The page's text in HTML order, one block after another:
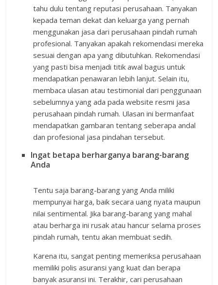
tahu dulu tentang reputasi perusahaan. Tanyakan
kepada teman dekat dan keluarga yang pernah
menggunakan jasa dari perusahaan pindah rumah
profesional. Tanyakan apakah rekomendasi mereka
sesuai dengan apa yang dibutuhkan. Rekomendasi
yang pasti bisa menjadi titik awal bagus untuk
mendapatkan penawaran lebih lanjut. Selain itu,
membaca ulasan atau testimonial dari penggunaan
sebelumnya yang ada pada website resmi jasa
perusahaan pindah rumah. Ulasan ini bermanfaat
mendapatkan gambaran tentang seberapa andal
dan profesional jasa pindahan tersebut.
Ingat betapa berharganya barang-barang
Anda
Tentu saja barang-barang yang Anda miliki
mempunyai harga, baik secara uang nyata maupun
nilai sentimental. Jika barang-barang yang mahal
atau berharga ini rusak atau hancur selama proses
pindah rumah, tentu akan membuat sedih.
Karena itu, sangat penting memeriksa perusahaan
memiliki polis asuransi yang kuat dan berapa
banyak asuransi ini. Terakhir, cari perusahaan